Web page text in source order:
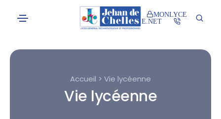
MONLYCE
E.NET
Accueil > Vie lycéenne
Vie lycéenne